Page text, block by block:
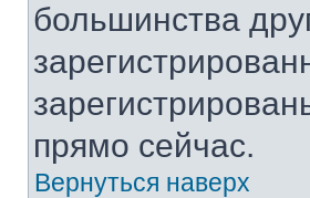
большинства
прямо сейчас.
Вернуться наверх